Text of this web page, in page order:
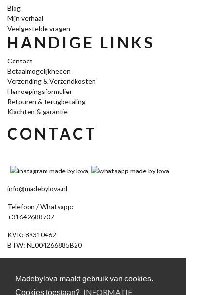
Madebylova maakt gebruik van cookies.
Cookies toestaan? INFORMATIE
Blog
Mijn verhaal
Veelgestelde vragen
HANDIGE LINKS
Contact
Betaalmogelijkheden
Verzending & Verzendkosten
Herroepingsformulier
Retouren & terugbetaling
Klachten & garantie
CONTACT
info@madebylova.nl
Telefoon / Whatsapp:
+31642688707
KVK: 89310462
BTW: NL004266885B20
(Let op: geen bezoekadres, bestelling afhalen op afspraak)